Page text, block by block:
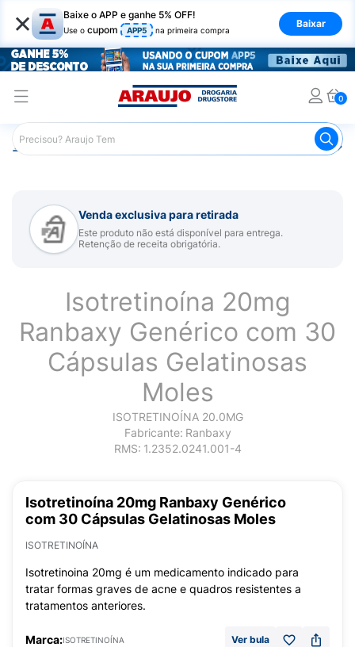
× Baixe o APP e ganhe 5% OFF!
Use o cupom APP5 na primeira compra
Baixar
0
Araujo Medicamentos Remédio para Pele e Mucosa
Venda exclusiva para retirada
Este produto não está disponível para entrega.
Retenção de receita obrigatória.
Isotretinoína 20mg
Ranbaxy Genérico com 30
Cápsulas Gelatinosas
Moles
ISOTRETINOÍNA 20.0MG
Fabricante: Ranbaxy
RMS: 1.2352.0241.001-4
Isotretinoína 20mg Ranbaxy Genérico
com 30 Cápsulas Gelatinosas Moles
ISOTRETINOÍNA
Isotretinoina 20mg é um medicamento indicado para
tratar formas graves de acne e quadros resistentes a
tratamentos anteriores.
Marca:ISOTRETINOÍNA Ver bula